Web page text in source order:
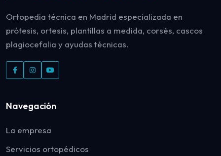
Ortopedia técnica en Madrid especializada en
prótesis, ortesis, plantillas a medida, corsés, cascos
plagiocefalia y ayudas técnicas.
Navegación
La empresa
Servicios ortopédicos